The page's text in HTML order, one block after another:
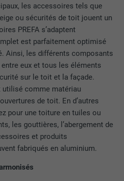
les accessoires tels que
ou sécurités de toit jouent un
PREFA s’adaptent
est parfaitement optimisé
Ainsi, les différents composants
eux et tous les éléments
sur le toit et la façade.
utilisé comme matériau
de toit. En d’autres
pour une toiture en tuiles ou
les gouttières, l’abergement de
et produits
fabriqués en aluminium.
comprend un identifiant
universel (UUID) permettant de
les actions effectuées sur
pages lorsque l'utilisateur ne
être identifié clairement.